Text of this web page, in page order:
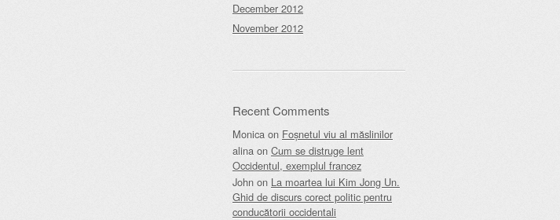
December 2012
November 2012
Recent Comments
Monica on Foșnetul viu al măslinilor
alina on Cum se distruge lent
Occidentul, exemplul francez
John on La moartea lui Kim Jong Un.
Ghid de discurs corect politic pentru
conducătorii occidentali